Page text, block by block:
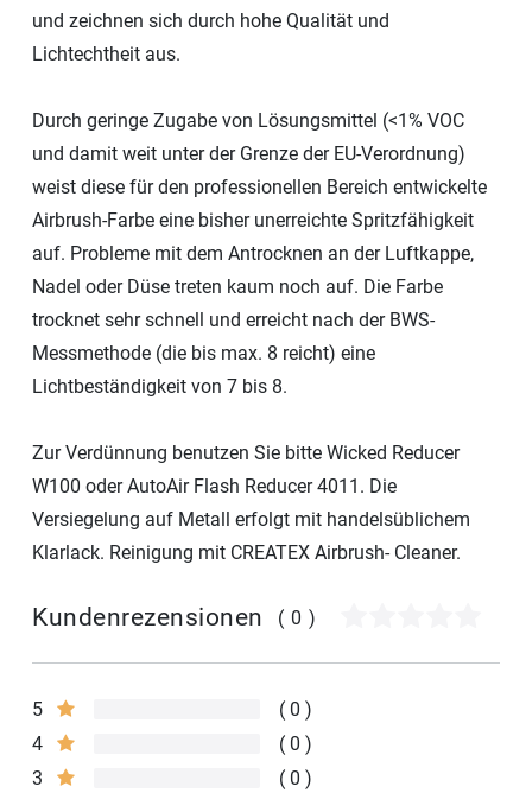
und zeichnen sich durch hohe Qualität und
Lichtechtheit aus.
Durch geringe Zugabe von Lösungsmittel (<1% VOC
und damit weit unter der Grenze der EU-Verordnung)
weist diese für den professionellen Bereich entwickelte
Airbrush-Farbe eine bisher unerreichte Spritzfähigkeit
auf. Probleme mit dem Antrocknen an der Luftkappe,
Nadel oder Düse treten kaum noch auf. Die Farbe
trocknet sehr schnell und erreicht nach der BWS-
Messmethode (die bis max. 8 reicht) eine
Lichtbeständigkeit von 7 bis 8.
Zur Verdünnung benutzen Sie bitte Wicked Reducer
W100 oder AutoAir Flash Reducer 4011. Die
Versiegelung auf Metall erfolgt mit handelsüblichem
Klarlack. Reinigung mit CREATEX Airbrush- Cleaner.
Kundenrezensionen (0)
5
0
4
0
3
0